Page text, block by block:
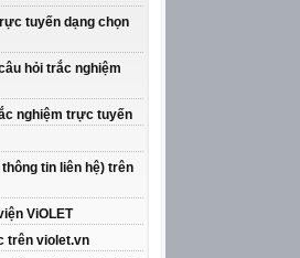
tuyến dạng chọn
hỏi trắc nghiệm
nghiệm trực tuyến
tin liên hệ) trên
ViOLET
trên violet.vn